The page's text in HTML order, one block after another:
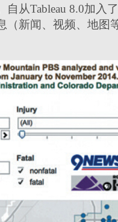
从Tableau 8.0加入
新闻、视频、地图